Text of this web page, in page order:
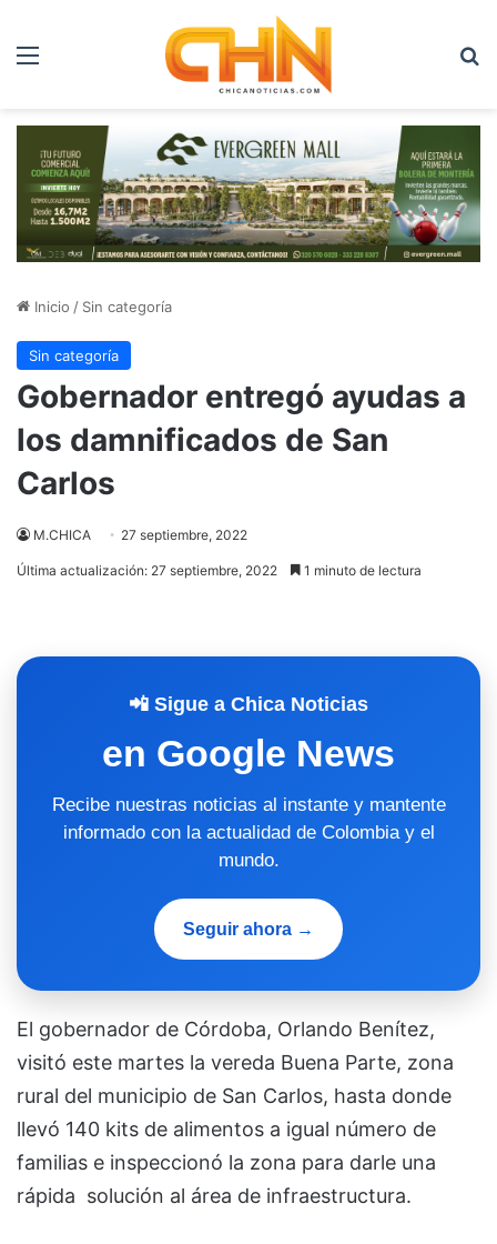
Menú
Inicio / Sin categoría
Sin categoría
Gobernador entregó ayudas a
los damnificados de San
Carlos
M.CHICA 27 septiembre, 2022
Última actualización: 27 septiembre, 2022 1 minuto de lectura
📲 Sigue a Chica Noticias
en Google News
Recibe nuestras noticias al instante y mantente
informado con la actualidad de Colombia y el
mundo.
Seguir ahora →
El gobernador de Córdoba, Orlando Benítez,
visitó este martes la vereda Buena Parte, zona
rural del municipio de San Carlos, hasta donde
llevó 140 kits de alimentos a igual número de
familias e inspeccionó la zona para darle una
rápida solución al área de infraestructura.